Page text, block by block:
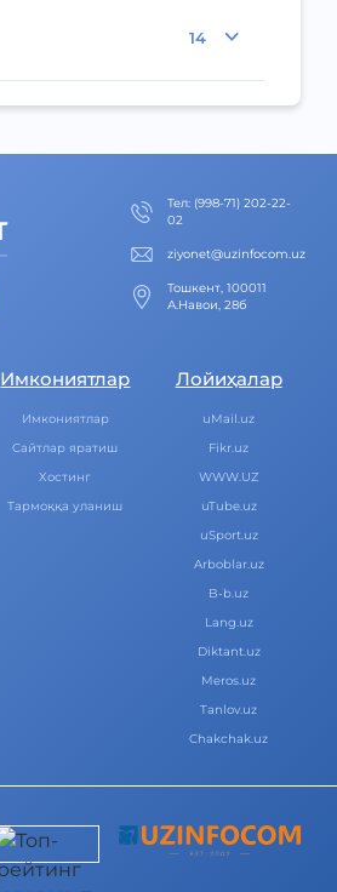
14
Тел: (998-71) 202-22-
02
ziyonet@uzinfocom.uz
Тошкент, 100011
А.Навои, 28б
Имкониятлар
Имкониятлар
Cайтлар яратиш
Хостинг
Тармоққа уланиш
Лойиҳалар
uMail.uz
Fikr.uz
WWW.UZ
uTube.uz
uSport.uz
Arboblar.uz
B-b.uz
Lang.uz
Diktant.uz
Meros.uz
Tanlov.uz
Chakchak.uz